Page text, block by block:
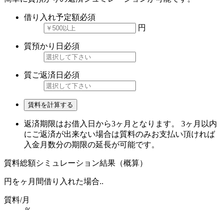
借り入れ予定額必須
円
質預かり日 必須
質ご返済日 必須
賃料を計算する
返済期限はお借入日から3ヶ月となります。 3ヶ月以内
にご返済が出来ない場合は質料のみお支払い頂ければ
入金月数分の期限の延長が可能です。
質料総額シミュレーション結果（概算）
円をヶ月間借り入れた場合..
質料/月